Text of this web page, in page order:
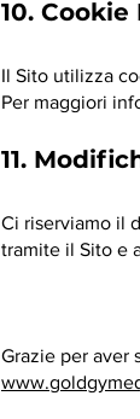
10. Cookie
Il Sito utilizza
Per maggiori
11.
Ci riserviamo il
tramite il Sito e
Grazie per aver